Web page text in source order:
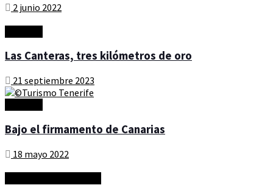
2 junio 2022
Las Canteras, tres kilómetros de oro
21 septiembre 2023
Bajo el firmamento de Canarias
18 mayo 2022